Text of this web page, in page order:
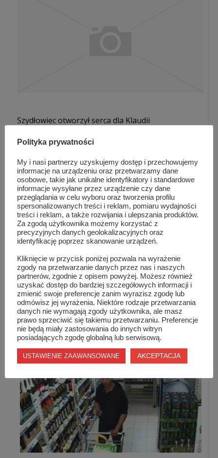
Szydłowiec otworzył serca dla Klaudii
Interweniuj! Bo warto!
Polityka prywatności
My i nasi partnerzy uzyskujemy dostęp i przechowujemy
informacje na urządzeniu oraz przetwarzamy dane
osobowe, takie jak unikalne identyfikatory i standardowe
informacje wysyłane przez urządzenie czy dane
przeglądania w celu wyboru oraz tworzenia profilu
spersonalizowanych treści i reklam, pomiaru wydajności
treści i reklam, a także rozwijania i ulepszania produktów.
Za zgodą użytkownika możemy korzystać z
precyzyjnych danych geolokalizacyjnych oraz
identyfikację poprzez skanowanie urządzeń.
Kliknięcie w przycisk poniżej pozwala na wyrażenie
zgody na przetwarzanie danych przez nas i naszych
partnerów, zgodnie z opisem powyżej. Możesz również
uzyskać dostęp do bardziej szczegółowych informacji i
zmienić swoje preferencje zanim wyrazisz zgodę lub
odmówisz jej wyrażenia. Niektóre rodzaje przetwarzania
danych nie wymagają zgody użytkownika, ale masz
prawo sprzeciwić się takiemu przetwarzaniu. Preferencje
nie będą miały zastosowania do innych witryn
posiadających zgodę globalną lub serwisową.
USTAWIENIE ZAAWANSOWANE AKCEPTACJA